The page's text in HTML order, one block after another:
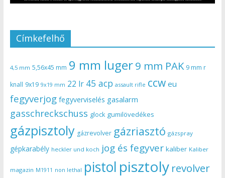
Címkefelhő
4,5 mm 5,56x45 mm 9 mm luger9 mm PAK 9 mm r
knall 9x19 9x19 mm 22 lr 45 acp assault rifle ccw eu
fegyverjog fegyverviselés gasalarm
gasschreckschuss glock gumilövedékes
gázpisztoly gázrevolver gázriasztó gázspray
gépkarabély heckler und koch jog és fegyver kaliber Kaliber
magazin M1911 non lethal pistol pisztoly revolver